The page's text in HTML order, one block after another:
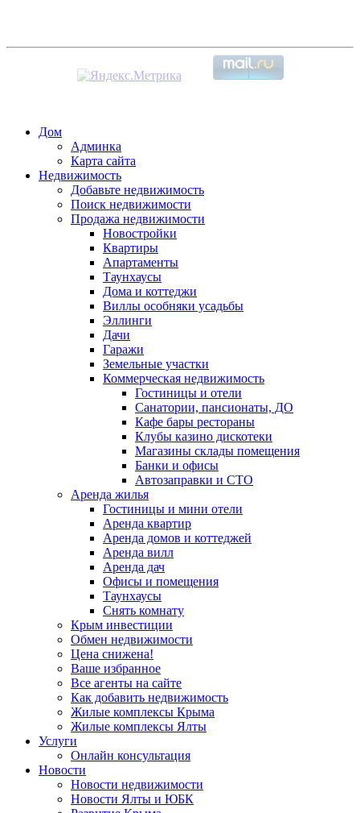
Дом
Админка
Карта сайта
Недвижимость
Добавьте недвижимость
Поиск недвижимости
Продажа недвижимости
Новостройки
Квартиры
Апартаменты
Таунхаусы
Дома и коттеджи
Виллы особняки усадьбы
Эллинги
Дачи
Гаражи
Земельные участки
Коммерческая недвижимость
Гостиницы и отели
Санатории, пансионаты, ДО
Кафе бары рестораны
Клубы казино дискотеки
Магазины склады помещения
Банки и офисы
Автозаправки и СТО
Аренда жилья
Гостиницы и мини отели
Аренда квартир
Аренда домов и коттеджей
Аренда вилл
Аренда дач
Офисы и помещения
Таунхаусы
Снять комнату
Крым инвестиции
Обмен недвижимости
Цена снижена!
Ваше избранное
Все агенты на сайте
Как добавить недвижимость
Жилые комплексы Крыма
Жилые комплексы Ялты
Услуги
Онлайн консультация
Новости
Новости недвижимости
Новости Ялты и ЮБК